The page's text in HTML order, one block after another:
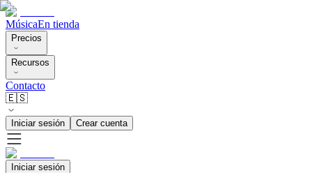
MúsicaEn tienda
Precios
Recursos
Contacto
🇪🇸
Iniciar sesión Crear cuenta
Iniciar sesión